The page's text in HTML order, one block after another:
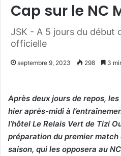
Cap sur le NC
JSK - A 5 jours du début
officielle
septembre 9, 2023 298 3
Après deux jours de repos,
hier après-midi à
l’hôtel Le Relais Vert de Tizi
préparation du premier
saison, qui les opposera au